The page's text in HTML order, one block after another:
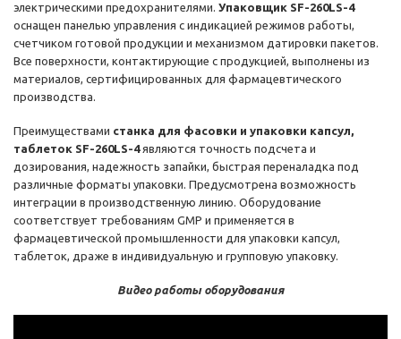
электрическими предохранителями. Упаковщик SF-260LS-4
оснащен панелью управления с индикацией режимов работы,
счетчиком готовой продукции и механизмом датировки пакетов.
Все поверхности, контактирующие с продукцией, выполнены из
материалов, сертифицированных для фармацевтического
производства.
Преимуществами станка для фасовки и упаковки капсул,
таблеток SF-260LS-4являются точность подсчета и
дозирования, надежность запайки, быстрая переналадка под
различные форматы упаковки. Предусмотрена возможность
интеграции в производственную линию. Оборудование
соответствует требованиям GMP и применяется в
фармацевтической промышленности для упаковки капсул,
таблеток, драже в индивидуальную и групповую упаковку.
Видео работы оборудования